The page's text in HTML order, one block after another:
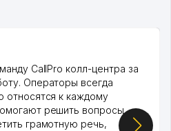
CallPro колл-центра за
Операторы всегда
относятся к каждому
решить вопросы.
грамотную речь,